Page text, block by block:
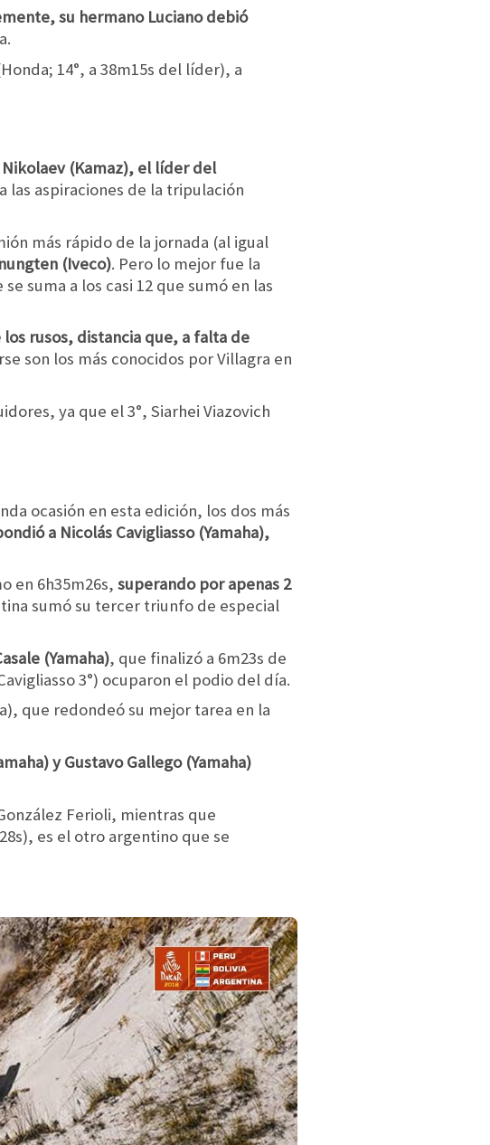
su hermano Luciano debió
14°, a 38m15s del líder), a
(Kamaz), el líder del
las aspiraciones de la tripulación
más rápido de la jornada (al igual
(Iveco). Pero lo mejor fue la
suma a los casi 12 que sumó en las
rusos, distancia que, a falta de
son los más conocidos por Villagra en
ya que el 3°, Siarhei Viazovich
ocasión en esta edición, los dos más
a Nicolás Cavigliasso (Yamaha),
en 6h35m26s, superando por apenas 2
sumó su tercer triunfo de especial
(Yamaha), que finalizó a 6m23s de
3°) ocuparon el podio del día.
que redondeó su mejor tarea en la
y Gustavo Gallego (Yamaha)
Ferioli, mientras que
es el otro argentino que se